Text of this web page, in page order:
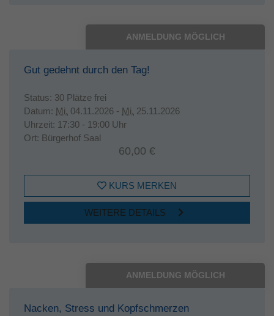
ANMELDUNG MÖGLICH
Gut gedehnt durch den Tag!
Status: 30 Plätze frei
Datum: Mi. 04.11.2026 - Mi. 25.11.2026
Uhrzeit: 17:30 - 19:00 Uhr
Ort: Bürgerhof Saal
60,00 €
KURS MERKEN
WEITERE DETAILS
ANMELDUNG MÖGLICH
Nacken, Stress und Kopfschmerzen